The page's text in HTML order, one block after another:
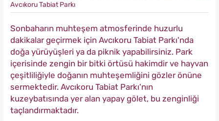
Avcıkoru Tabiat Parkı
Sonbaharın muhteşem atmosferinde huzurlu
dakikalar geçirmek için Avcıkoru Tabiat Parkı'nda
doğa yürüyüşleri ya da piknik yapabilirsiniz. Park
içerisinde zengin bir bitki örtüsü hakimdir ve hayvan
çeşitliliğiyle doğanın muhteşemliğini gözler önüne
sermektedir. Avcıkoru Tabiat Parkı'nın
kuzeybatısında yer alan yapay gölet, bu zenginliği
taçlandırmaktadır.